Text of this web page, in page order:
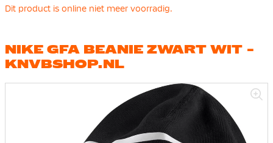
Dit product is online niet meer voorradig.
NIKE GFA BEANIE ZWART WIT -
KNVBSHOP.NL